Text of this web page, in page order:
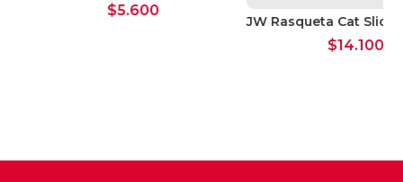
$5.600
JW Rasqueta Cat
$14.100